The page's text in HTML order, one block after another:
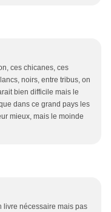
ces chicanes, ces
noirs, entre tribus, on
bien difficile mais le
dans ce grand pays les
mieux, mais le moinde
livre nécessaire mais pas